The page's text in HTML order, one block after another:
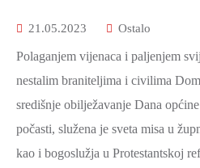
21.05.2023 Ostalo
Polaganjem vijenaca i paljenjem
nestalim braniteljima i civilima
središnje obilježavanje Dana
počasti, služena je sveta misa u
kao i bogoslužja u Protestantskoj